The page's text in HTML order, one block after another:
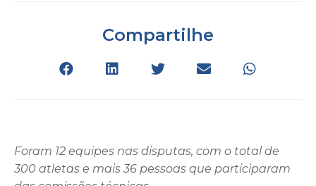
Compartilhe
Foram 12 equipes nas disputas, com o total de
300 atletas e mais 36 pessoas que participaram